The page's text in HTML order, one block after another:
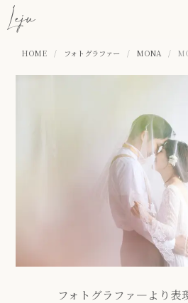
HOME / フォトグラファー / MONA /
フォトグラファ―より表